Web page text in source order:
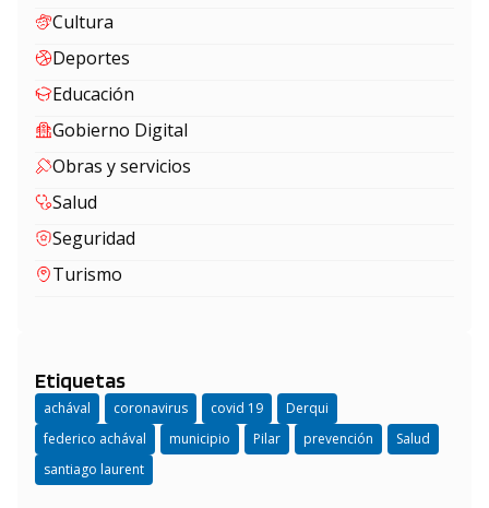
Cultura
Deportes
Educación
Gobierno Digital
Obras y servicios
Salud
Seguridad
Turismo
Etiquetas
achával coronavirus covid 19
Derqui
federico achával
municipio Pilar prevención
Salud
santiago laurent